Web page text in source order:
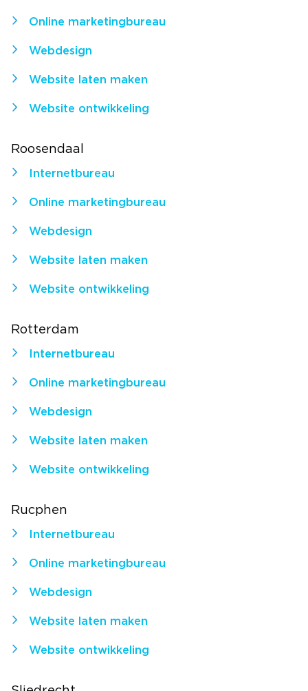
Online marketingbureau
Webdesign
Website laten maken
Website ontwikkeling
Roosendaal
Internetbureau
Online marketingbureau
Webdesign
Website laten maken
Website ontwikkeling
Rotterdam
Internetbureau
Online marketingbureau
Webdesign
Website laten maken
Website ontwikkeling
Rucphen
Internetbureau
Online marketingbureau
Webdesign
Website laten maken
Website ontwikkeling